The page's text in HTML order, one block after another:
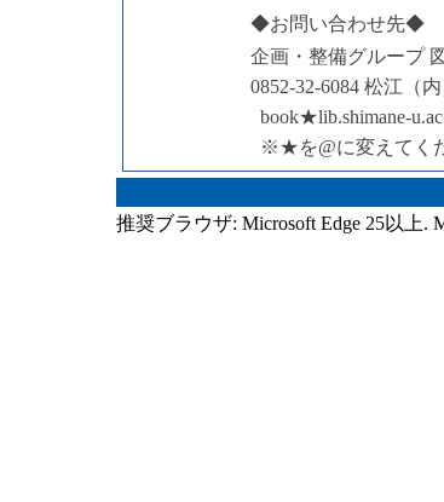
◆お問い合わせ先◆
企画・整備グループ
0852-32-6084 松江（
book★lib.shimane-
※★を@に変えてく
推奨ブラウザ: Microsoft Edge 25以上.